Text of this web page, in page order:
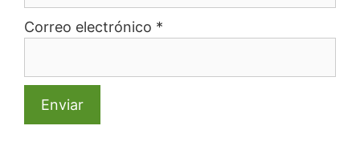
Correo electrónico *